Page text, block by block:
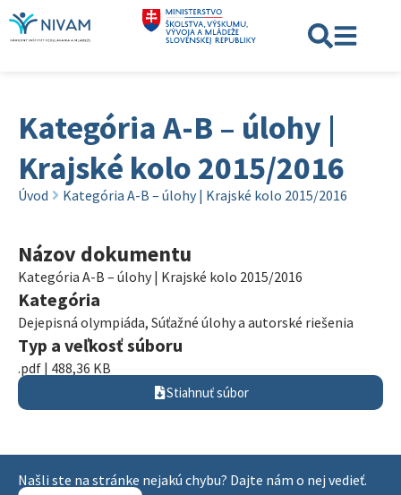
Kategória A-B – úlohy |
Krajské kolo 2015/2016
Úvod Kategória A-B – úlohy | Krajské kolo 2015/2016
Názov dokumentu
Kategória A-B – úlohy | Krajské kolo 2015/2016
Kategória
Dejepisná olympiáda, Súťažné úlohy a autorské riešenia
Typ a veľkosť súboru
.pdf | 488,36 KB
Stiahnuť súbor
Našli ste na stránke nejakú chybu? Dajte nám o nej vedieť.